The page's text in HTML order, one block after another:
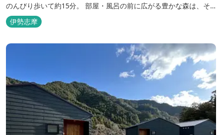
のんびり歩いて約15分。 部屋・風呂の前に広がる豊かな森は、そ
のまま内宮の森へと連なっています。 お伊勢さんとつながってい
る・・そんな気持ちになる宿です。 館内には2つの大浴場と趣の異
伊勢志摩